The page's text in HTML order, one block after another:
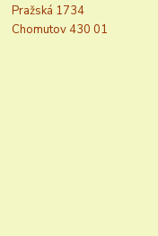
Pražská 1734
Chomutov 430 01